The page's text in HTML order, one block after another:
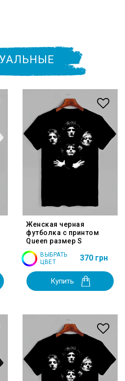
Женская черная
футболка с принтом
Queen размер S
ВЫБРАТЬ
ЦВЕТ
370 грн
Купить